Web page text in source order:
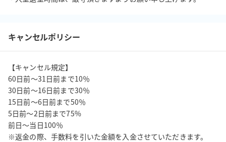
※内見についても1時間の予約をお願いしております。
ご利用後に利用者メニューからお客様ご自身で発行願います。
※その他予約システムに関してのご質問等は、スペイシーに直接
メールにてお問い合わせください。
スペイシーサポート（年中無休10：00～18：00）
support@spacee.co.jp
キャンセルポリシー
【キャンセル規定】
60日前～31日前まで10％
30日前〜16日前まで30％
15日前〜6日前まで50％
5日前〜2日前まで75%
前日〜当日100％
※返金の際、手数料を引いた金額を入金させていただきます。